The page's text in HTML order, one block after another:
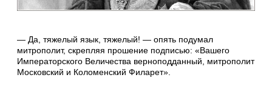
— Да, тяжелый язык, тяжелый! — опять подумал
митрополит, скрепляя прошение подписью: «Вашего
Императорского Величества верноподданный, митрополит
Московский и Коломенский Филарет».